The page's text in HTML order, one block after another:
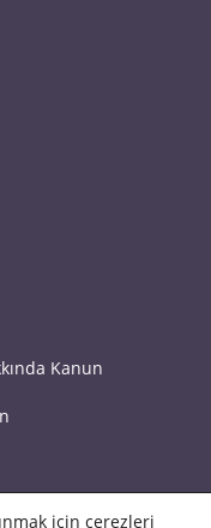
Kanun
için çerezleri